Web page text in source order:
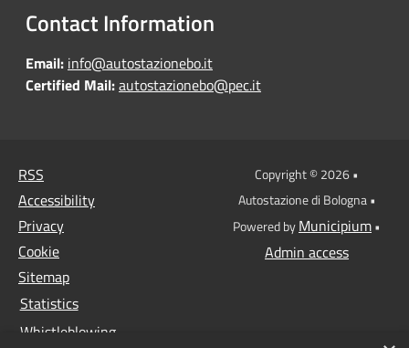
Contact Information
Email: info@autostazionebo.it
Certified Mail:autostazionebo@pec.it
RSS
Accessibility
Privacy
Cookie
Sitemap
Statistics
Whistleblowing
Copyright © 2026 •
Autostazione di Bologna •
Powered byMunicipium•
Admin access